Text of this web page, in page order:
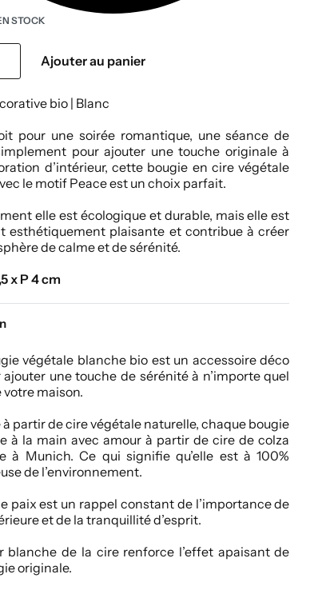
STOCK
Ajouter au panier
bio | Blanc
pour une soirée romantique, une séance de
pour ajouter une touche originale à
d’intérieur, cette bougie en cire végétale
le motif Peace est un choix parfait.
elle est écologique et durable, mais elle est
esthétiquement plaisante et contribue à créer
de calme et de sérénité.
x P 4 cm
végétale blanche bio est un accessoire déco
ajouter une touche de sérénité à n’importe quel
votre maison.
à partir de cire végétale naturelle, chaque bougie
à la main avec amour à partir de cire de colza
à Munich. Ce qui signifie qu’elle est à 100%
de l’environnement.
paix est un rappel constant de l’importance de
et de la tranquillité d’esprit.
blanche de la cire renforce l’effet apaisant de
originale.